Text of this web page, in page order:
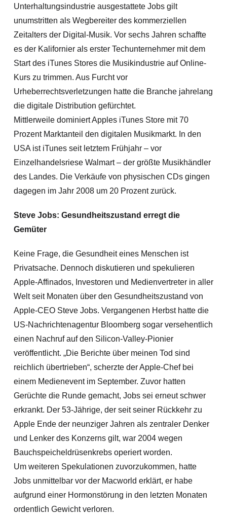
Unterhaltungsindustrie ausgestattete Jobs gilt
unumstritten als Wegbereiter des kommerziellen
Zeitalters der Digital-Musik. Vor sechs Jahren schaffte
es der Kalifornier als erster Techunternehmer mit dem
Start des iTunes Stores die Musikindustrie auf Online-
Kurs zu trimmen. Aus Furcht vor
Urheberrechtsverletzungen hatte die Branche jahrelang
die digitale Distribution gefürchtet.
Mittlerweile dominiert Apples iTunes Store mit 70
Prozent Marktanteil den digitalen Musikmarkt. In den
USA ist iTunes seit letztem Frühjahr – vor
Einzelhandelsriese Walmart – der größte Musikhändler
des Landes. Die Verkäufe von physischen CDs gingen
dagegen im Jahr 2008 um 20 Prozent zurück.
Steve Jobs: Gesundheitszustand erregt die
Gemüter
Keine Frage, die Gesundheit eines Menschen ist
Privatsache. Dennoch diskutieren und spekulieren
Apple-Affinados, Investoren und Medienvertreter in aller
Welt seit Monaten über den Gesundheitszustand von
Apple-CEO Steve Jobs. Vergangenen Herbst hatte die
US-Nachrichtenagentur Bloomberg sogar versehentlich
einen Nachruf auf den Silicon-Valley-Pionier
veröffentlicht. „Die Berichte über meinen Tod sind
reichlich übertrieben“, scherzte der Apple-Chef bei
einem Medienevent im September. Zuvor hatten
Gerüchte die Runde gemacht, Jobs sei erneut schwer
erkrankt. Der 53-Jährige, der seit seiner Rückkehr zu
Apple Ende der neunziger Jahren als zentraler Denker
und Lenker des Konzerns gilt, war 2004 wegen
Bauchspeicheldrüsenkrebs operiert worden.
Um weiteren Spekulationen zuvorzukommen, hatte
Jobs unmittelbar vor der Macworld erklärt, er habe
aufgrund einer Hormonstörung in den letzten Monaten
ordentlich Gewicht verloren.